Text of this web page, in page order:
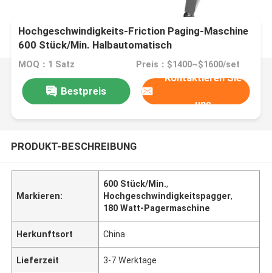
Hochgeschwindigkeits-Friction Paging-Maschine
600 Stück/Min. Halbautomatisch
MOQ：1 Satz Preis：$1400~$1600/set
Bestpreis
Kontaktieren Sie
uns
PRODUKT-BESCHREIBUNG
Markieren:
600 Stück/Min.,
Hochgeschwindigkeitspagger,
180 Watt-Pagermaschine
Herkunftsort China
Lieferzeit 3-7 Werktage